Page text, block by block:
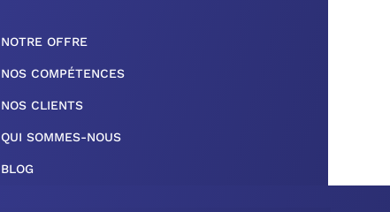
NOTRE OFFRE
NOS COMPÉTENCES
NOS CLIENTS
QUI SOMMES-NOUS
BLOG